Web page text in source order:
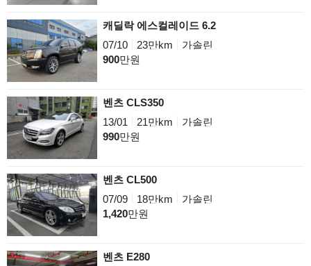
캐딜락 에스컬레이드 6.2
07/10
23만km
가솔린
900만원
벤츠 CLS350
13/01
21만km
가솔린
990만원
벤츠 CL500
07/09
18만km
가솔린
1,420만원
벤츠 E280